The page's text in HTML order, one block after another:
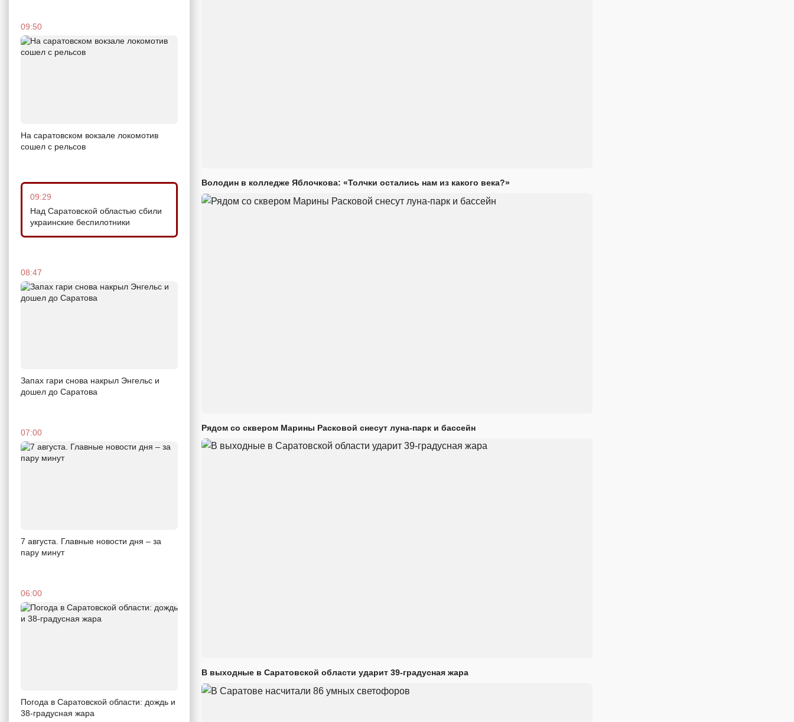
09:50
На саратовском вокзале локомотив
сошел с рельсов
09:29
Над Саратовской областью сбили
украинские беспилотники
08:47
Запах гари снова накрыл Энгельс и
дошел до Саратова
07:00
7 августа. Главные новости дня – за
пару минут
06:00
Погода в Саратовской области: дождь и
38-градусная жара
Володин в колледже Яблочкова: «Толчки остались нам из какого века?»
Рядом со сквером Марины Расковой снесут луна-парк и бассейн
В выходные в Саратовской области ударит 39-градусная жара